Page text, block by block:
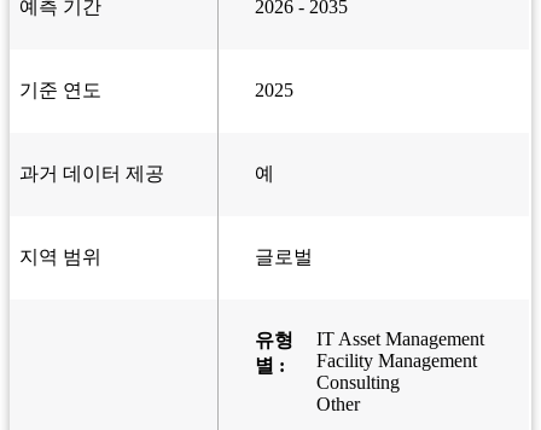
예측 기간 2026 - 2035
기준 연도 2025
과거 데이터 제공 예
지역 범위 글로벌
유형
별 :
IT Asset Management
Facility Management
Consulting
Other